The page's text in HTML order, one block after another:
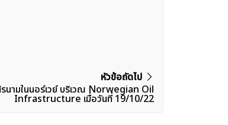
หัวข้อถัดไป
นามในนอร์เวย์ บริเวณ Norwegian Oil
Infrastructure เมื่อวันที่ 19/10/22